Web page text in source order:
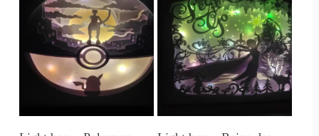
Ajouter Au Panier Ajouter Au Panier